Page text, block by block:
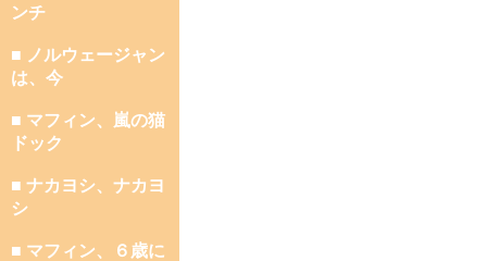
ンチ
■ ノルウェージャン
は、今
■ マフィン、嵐の猫
ドック
■ ナカヨシ、ナカヨ
シ
■ マフィン、６歳に